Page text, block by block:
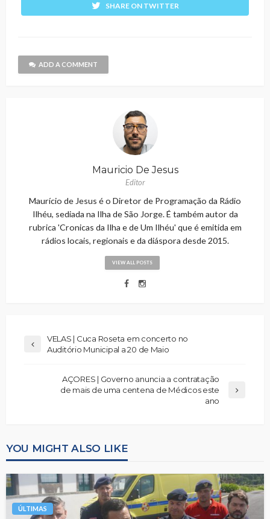
SHARE ON TWITTER
ADD A COMMENT
Mauricio De Jesus
Editor
Maurício de Jesus é o Diretor de Programação da Rádio
Ilhéu, sediada na Ilha de São Jorge. É também autor da
rubrica 'Cronicas da Ilha e de Um Ilhéu' que é emitida em
rádios locais, regionais e da diáspora desde 2015.
VIEW ALL POSTS
VELAS | Cuca Roseta em concerto no
Auditório Municipal a 20 de Maio
AÇORES | Governo anuncia a contratação
de mais de uma centena de Médicos este
ano
YOU MIGHT ALSO LIKE
ÚLTIMAS